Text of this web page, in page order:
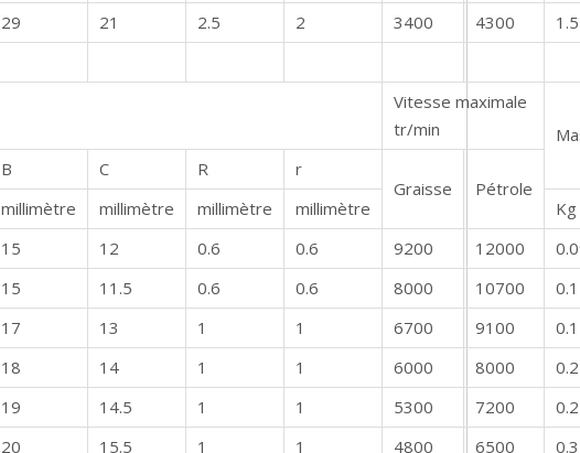
29 21 2.5 2 3400 4300 1.5
Vitesse maximale
tr/min
B C R
r
Graisse
Pétrole
millimètre millimètre millimètre millimètre
Kg
15 12 0.6 0.6 9200 12000
15 11.5 0.6 0.6 8000 10700
17 13 1 1 6700 9100
18 14 1 1 6000 8000
19 14.5 1 1 5300 7200
20 15.5 1 1 4800 6500